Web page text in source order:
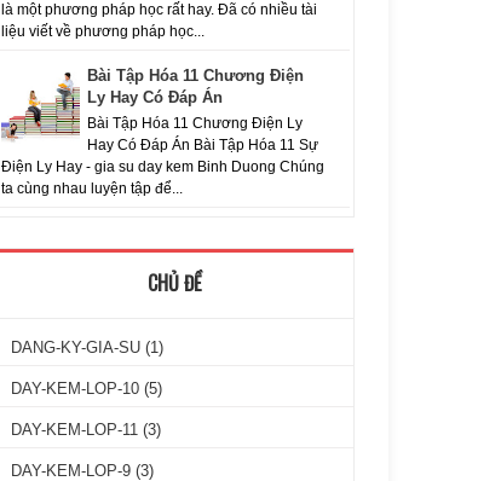
là một phương pháp học rất hay. Đã có nhiều tài
liệu viết về phương pháp học...
Bài Tập Hóa 11 Chương Điện
Ly Hay Có Đáp Án
Bài Tập Hóa 11 Chương Điện Ly
Hay Có Đáp Án Bài Tập Hóa 11 Sự
Điện Ly Hay - gia su day kem Binh Duong Chúng
ta cùng nhau luyện tập để...
CHỦ ĐỀ
DANG-KY-GIA-SU (1)
DAY-KEM-LOP-10 (5)
DAY-KEM-LOP-11 (3)
DAY-KEM-LOP-9 (3)